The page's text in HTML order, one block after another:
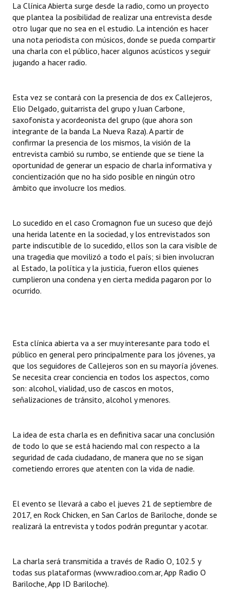
Ejecución Presupuestaria
Actas de Audiencias Públicas
NORMATIVA
Declaraciones
Resoluciones
Resoluciones de Presidencia
INSTITUCIONAL
Antiguos Pobladores
Registros y Distinciones
Datos Históricos
Premio al Mérito - Registro
Audiencias Públicas - Registro
Ciudadano Ilustre - Registro
Banca del Vecino - Registro
Huéspedes de Honor - Registro
Reconocimientos - Registro
Bariloche, Municipio intercultural
REFORMA DE LA CARTA ORGÁNICA
La Clínica Abierta surge desde la radio, como un proyecto
que plantea la posibilidad de realizar una entrevista desde
otro lugar que no sea en el estudio. La intención es hacer
una nota periodista con músicos, donde se pueda compartir
una charla con el público, hacer algunos acústicos y seguir
jugando a hacer radio.
Esta vez se contará con la presencia de dos ex Callejeros,
Elio Delgado, guitarrista del grupo y Juan Carbone,
saxofonista y acordeonista del grupo (que ahora son
integrante de la banda La Nueva Raza). A partir de
confirmar la presencia de los mismos, la visión de la
entrevista cambió su rumbo, se entiende que se tiene la
oportunidad de generar un espacio de charla informativa y
concientización que no ha sido posible en ningún otro
ámbito que involucre los medios.
Lo sucedido en el caso Cromagnon fue un suceso que dejó
una herida latente en la sociedad, y los entrevistados son
parte indiscutible de lo sucedido, ellos son la cara visible de
una tragedia que movilizó a todo el país; si bien involucran
al Estado, la política y la justicia, fueron ellos quienes
cumplieron una condena y en cierta medida pagaron por lo
ocurrido.
Esta clínica abierta va a ser muy interesante para todo el
público en general pero principalmente para los jóvenes, ya
que los seguidores de Callejeros son en su mayoría jóvenes.
Se necesita crear conciencia en todos los aspectos, como
son: alcohol, vialidad, uso de cascos en motos,
señalizaciones de tránsito, alcohol y menores.
La idea de esta charla es en definitiva sacar una conclusión
de todo lo que se está haciendo mal con respecto a la
seguridad de cada ciudadano, de manera que no se sigan
cometiendo errores que atenten con la vida de nadie.
El evento se llevará a cabo el jueves 21 de septiembre de
2017, en Rock Chicken, en San Carlos de Bariloche, donde se
realizará la entrevista y todos podrán preguntar y acotar.
La charla será transmitida a través de Radio O, 102.5 y
todas sus plataformas (www.radioo.com.ar, App Radio O
Bariloche, App ID Bariloche).